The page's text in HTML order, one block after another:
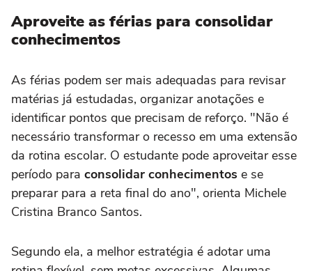
Aproveite as férias para consolidar
conhecimentos
As férias podem ser mais adequadas para revisar
matérias já estudadas, organizar anotações e
identificar pontos que precisam de reforço. "Não é
necessário transformar o recesso em uma extensão
da rotina escolar. O estudante pode aproveitar esse
período para consolidar conhecimentos e se
preparar para a reta final do ano", orienta Michele
Cristina Branco Santos.
Segundo ela, a melhor estratégia é adotar uma